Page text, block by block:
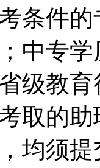
条件
中专
级教
取的
均须